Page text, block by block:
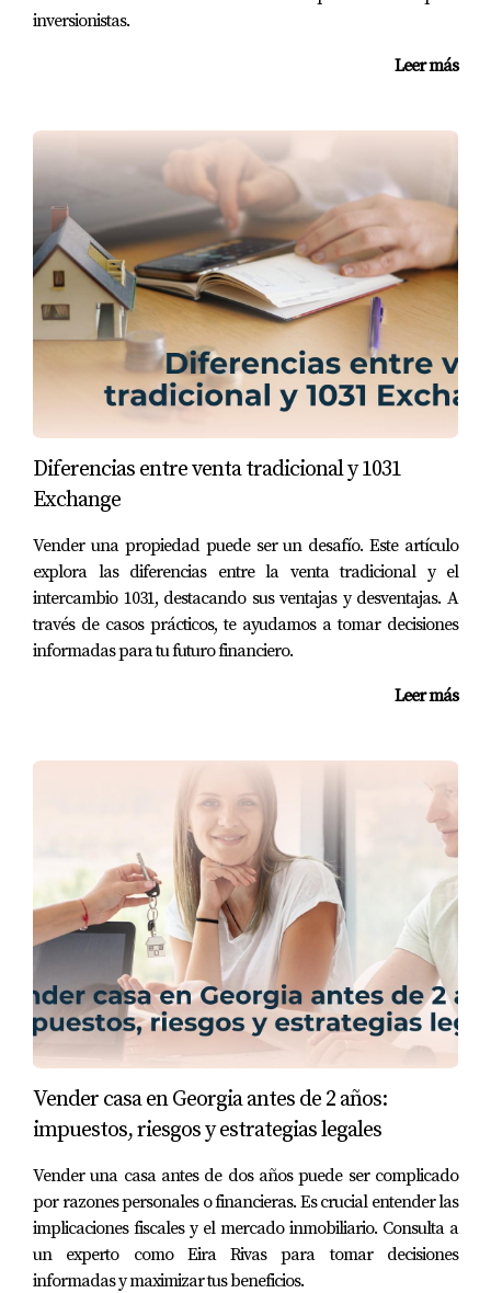
Home staging: ¿vale la pena?
El home staging es una técnica utilizada para preparar
una casa para la venta. Esto implica amueblar y decorar
el espacio de manera estratégica para resaltar sus
mejores características.
Usa colores neutros en paredes y decoración.
Asegúrate de que cada habitación tenga un
propósito claro.
Crea espacios luminosos utilizando iluminación
adecuada.
Aprovecha la tecnología
vivienda en línea. Asegúrate de tener fotos profesionales
y descripciones atractivas que resalten lo mejor de tu
propiedad.
CASOS PRÁCTICOS
la vida real, aquí te presentamos tres casos prácticos:
Caso 1: La familia Pérez
La familia Pérez decidió vender su casa después de vivir
allí durante diez años. Se tomaron el tiempo necesario
para despersonalizar su hogar y realizar reparaciones
menores. Gracias a su preparación, recibieron múltiples
ofertas dentro de una semana.
Caso 2: El apartamento de Juan
Juan tenía un apartamento pequeño pero bien ubicado.
Optó por realizar home staging antes de listar su
propiedad. Las fotos profesionales mostraron su
compradores interesados.
Caso 3: La casa antigua de Marta
Marta tenía una casa antigua que necesitaba algunas
inversionistas.
Leer más
Diferencias entre venta tradicional y 1031
Exchange
Vender una propiedad puede ser un desafío. Este artículo
explora las diferencias entre la venta tradicional y el
intercambio 1031, destacando sus ventajas y desventajas. A
través de casos prácticos, te ayudamos a tomar decisiones
informadas para tu futuro financiero.
Leer más
Vender casa en Georgia antes de 2 años:
impuestos, riesgos y estrategias legales
Vender una casa antes de dos años puede ser complicado
por razones personales o financieras. Es crucial entender las
implicaciones fiscales y el mercado inmobiliario. Consulta a
un experto como Eira Rivas para tomar decisiones
informadas y maximizar tus beneficios.